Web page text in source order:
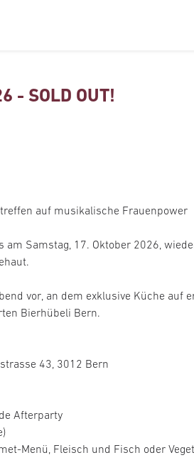
- SOLD OUT!
auf musikalische Frauenpower
Samstag, 17. Oktober 2026,
vor, an dem exklusive Küche auf
Bierhübeli Bern.
43, 3012 Bern
Afterparty
Fleisch und Fisch oder